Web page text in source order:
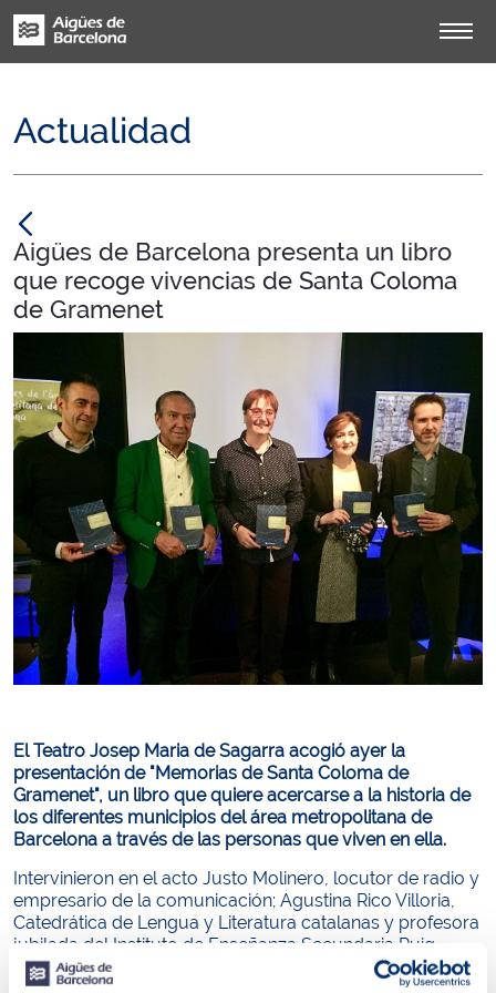
Actualidad
Aigües de Barcelona presenta un libro
que recoge vivencias de Santa Coloma
de Gramenet
El Teatro Josep Maria de Sagarra acogió ayer la
presentación de "Memorias de Santa Coloma de
Gramenet", un libro que quiere acercarse a la historia de
los diferentes municipios del área metropolitana de
Barcelona a través de las personas que viven en ella.
Intervinieron en el acto Justo Molinero, locutor de radio y
empresario de la comunicación; Agustina Rico Villoria,
Catedrática de Lengua y Literatura catalanas y profesora
jubilada del Instituto de Enseñanza Secundaria Puig
Castellar; Eduard Bosch, director de Zona Besòs de